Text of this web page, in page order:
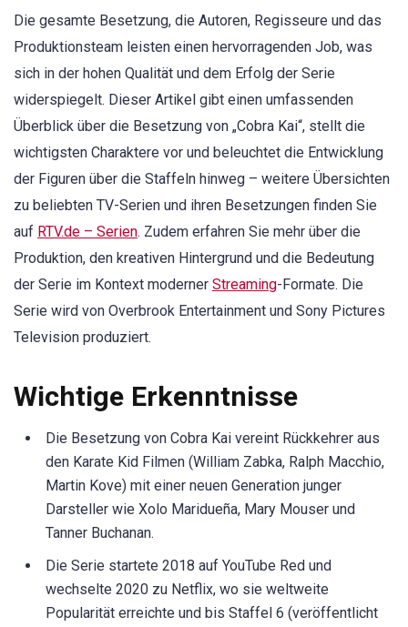
Die gesamte Besetzung, die Autoren, Regisseure und das
Produktionsteam leisten einen hervorragenden Job, was
sich in der hohen Qualität und dem Erfolg der Serie
widerspiegelt. Dieser Artikel gibt einen umfassenden
Überblick über die Besetzung von „Cobra Kai“, stellt die
wichtigsten Charaktere vor und beleuchtet die Entwicklung
der Figuren über die Staffeln hinweg – weitere Übersichten
zu beliebten TV-Serien und ihren Besetzungen finden Sie
auf RTV.de – Serien. Zudem erfahren Sie mehr über die
Produktion, den kreativen Hintergrund und die Bedeutung
der Serie im Kontext moderner Streaming-Formate. Die
Serie wird von Overbrook Entertainment und Sony Pictures
Television produziert.
Wichtige Erkenntnisse
Die Besetzung von Cobra Kai vereint Rückkehrer aus
den Karate Kid Filmen (William Zabka, Ralph Macchio,
Martin Kove) mit einer neuen Generation junger
Darsteller wie Xolo Maridueña, Mary Mouser und
Tanner Buchanan.
Die Serie startete 2018 auf YouTube Red und
wechselte 2020 zu Netflix, wo sie weltweite
Popularität erreichte und bis Staffel 6 (veröffentlicht